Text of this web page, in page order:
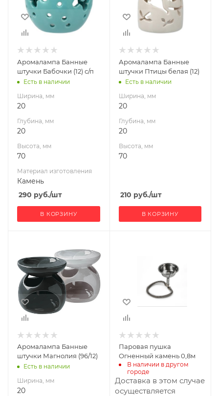
Высота, мм
70
Материал
Камень
Аромалампа Банные
штучки Бабочки (12) с/п
Есть в наличии
Ширина, мм
20
Глубина, мм
20
Высота, мм
70
Материал изготовления
Камень
290 руб./шт
В КОРЗИНУ
Высота, мм
70
Аромалампа Банные
штучки Птицы белая (12)
Есть в наличии
Ширина, мм
20
Глубина, мм
20
Высота, мм
70
210 руб./шт
В КОРЗИНУ
Глубина, мм
20
Высота, мм
70
Аромалампа Банные
штучки Магнолия (96/12)
Есть в наличии
Ширина, мм
20
Высота, мм
150
Паровая пушка
Огненный камень 0,8м
В наличии в другом
городе
Доставка в этом случае
осуществляется